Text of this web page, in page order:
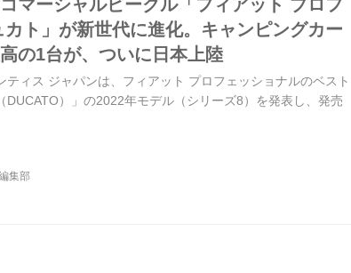
マーシャルビークル「フィアット プロフ
ト」が新世代に進化。キャンピングカー
の1台が、ついに日本上陸
ティス ジャパンは、フィアット プロフェッショナルのベスト
DUCATO）」の2022年モデル（シリーズ8）を発表し、発売
集部